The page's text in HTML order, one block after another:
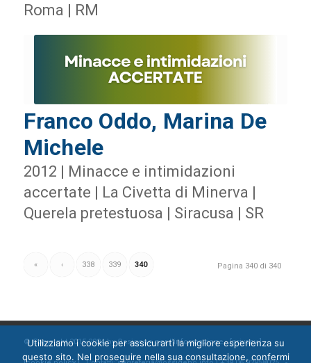
Roma | RM
Franco Oddo, Marina De
Michele
2012 | Minacce e intimidazioni
accertate | La Civetta di Minerva |
Querela pretestuosa | Siracusa | SR
Pagina 340 di 340
« ‹ 338 339 340
© Copyright 2015-2024 by Ossigeno per l'informazione [privacy]
Utilizziamo i cookie per assicurarti la migliore esperienza su
questo sito. Nel proseguire nella sua consultazione, confermi